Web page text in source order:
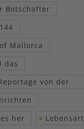
Botschafter
Mallorca
das
von der
her
Lebensart